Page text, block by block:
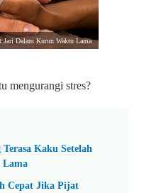
Jari Dalam Kurun Waktu Lama
mengurangi stres?
Kaku Setelah
Cepat Jika Pijat